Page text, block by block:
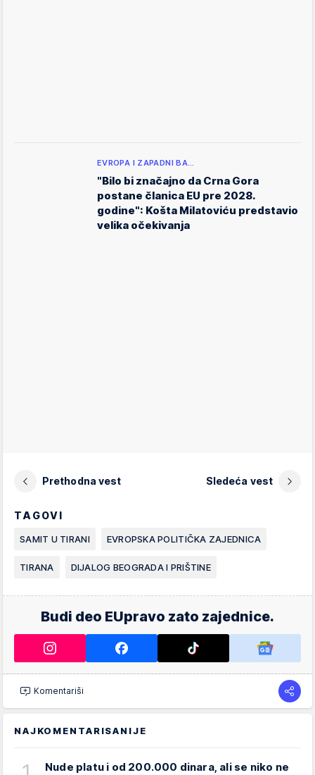
EVROPA I ZAPADNI BA…
"Bilo bi značajno da Crna Gora
postane članica EU pre 2028.
godine": Košta Milatoviću predstavio
velika očekivanja
Prethodna vest Sledeća vest
TAGOVI
SAMIT U TIRANI EVROPSKA POLITIČKA ZAJEDNICA
TIRANA DIJALOG BEOGRADA I PRIŠTINE
Budi deo EUpravo zato zajednice.
Komentariši
NAJKOMENTARISANIJE
Nude platu i od 200.000 dinara, ali se niko ne